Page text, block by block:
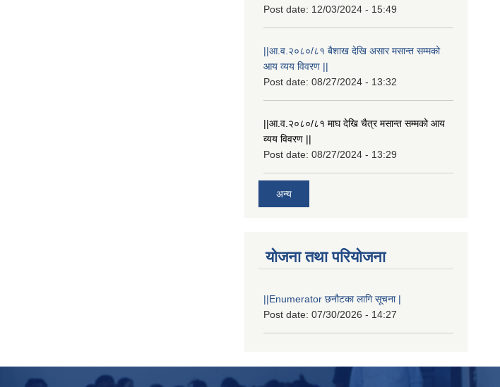
Post date: 12/03/2024 - 15:49
||आ.व.२०८०/८१ बैशाख देखि असार मसान्त सम्मको
आय व्यय विवरण ||
Post date: 08/27/2024 - 13:32
||आ.व.२०८०/८१ माघ देखि चैत्र मसान्त सम्मको आय
व्यय विवरण ||
Post date: 08/27/2024 - 13:29
अन्य
योजना तथा परियोजना
||Enumerator छनौटका लागि सूचना |
Post date: 07/30/2026 - 14:27